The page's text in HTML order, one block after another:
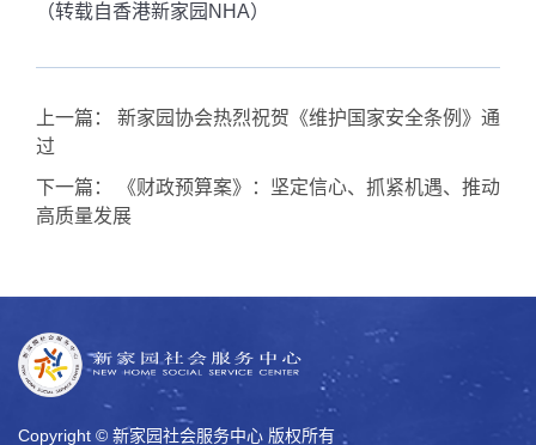
（转载自香港新家园NHA）
上一篇：
新家园协会热烈祝贺《维护国家安全条例》通
过
下一篇：
《财政预算案》：坚定信心、抓紧机遇、推动
高质量发展
Copyright © 新家园社会服务中心 版权所有